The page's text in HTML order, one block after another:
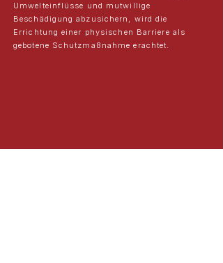
Umwelteinflüsse und mutwillige
Beschädigung abzusichern, wird die
Errichtung einer physischen Barriere als
gebotene Schutzmaßnahme erachtet.